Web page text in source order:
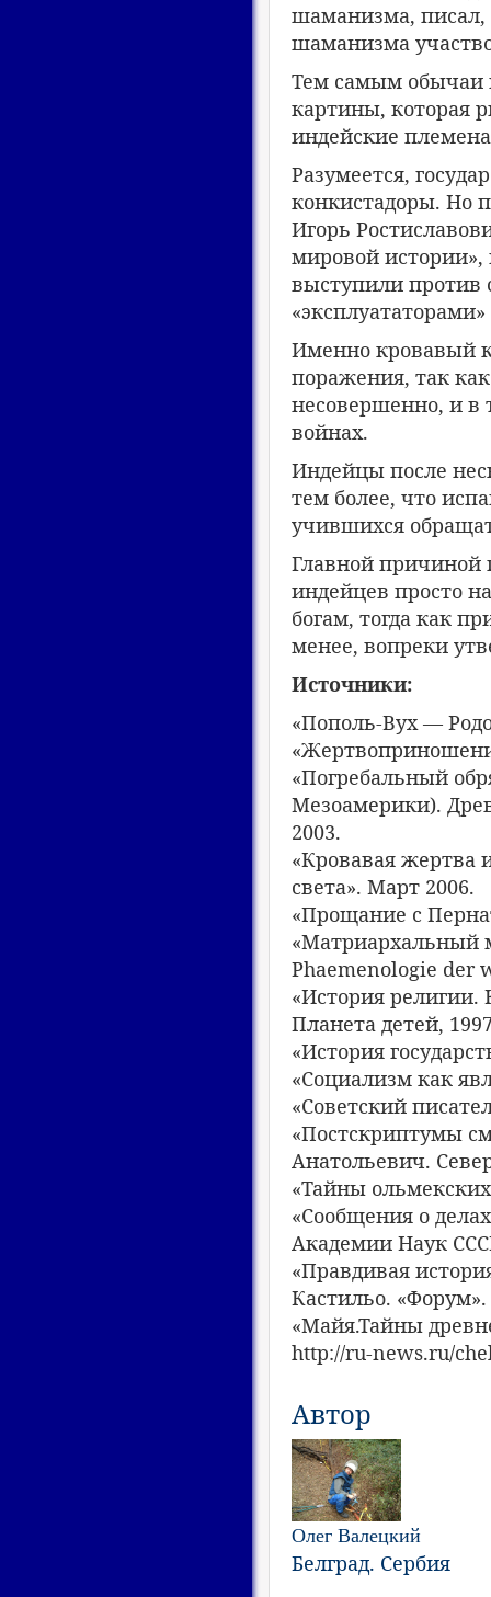
шаманизма, писал,
шаманизма
Тем самым обычаи
картины, которая
индейские
Разумеется,
конкистадоры. Но
Игорь
мировой
выступили против
Именно кровавый
поражения, так
несовершенно, и в
войнах.
Индейцы после
тем более, что
учившихся
Главной причиной
индейцев просто
богам, тогда как
менее, вопреки
Источники:
«Пополь-Вух —
«Погребальный
Мезоамерики).
2003.
«Кровавая жертва
света». Март 2006.
«Прощание с
«Матриархальный
Phaemenologie der
«История религии.
Планета детей,
«История
«Социализм как
«Советский
«Постскриптумы
Анатольевич.
«Тайны
«Сообщения о
Академии Наук
«Правдивая
Кастильо.
«Майя.Тайны
http://ru-news.ru/
Автор
Олег Валецкий
Белград. Сербия